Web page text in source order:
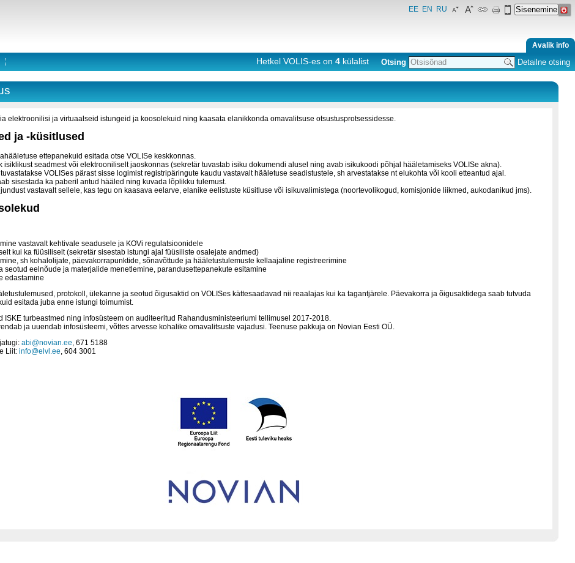
RU
EN
EE
Avalik info
Otsing Detailne otsing
Hetkel VOLIS-es on 4 külalist
elektroonilisi ja virtuaalseid istungeid ja koosolekuid ning kaasata elanikkonda omavalitsuse otsustusprotsessidesse.
ja -küsitlused
ettepanekuid esitada otse VOLISe keskkonnas.
isiklikust seadmest või elektrooniliselt jaoskonnas (sekretär tuvastab isiku dokumendi alusel ning avab isikukoodi põhjal hääletamiseks VOLISe akna).
VOLISes pärast sisse logimist registripäringute kaudu vastavalt hääletuse seadistustele, sh arvestatakse nt elukohta või kooli etteantud ajal.
sisestada ka paberil antud hääled ning kuvada lõplikku tulemust.
vastavalt sellele, kas tegu on kaasava eelarve, elanike eelistuste küsitluse või isikuvalimistega (noortevolikogud, komisjonide liikmed, aukodanikud jms).
vastavalt kehtivale seadusele ja KOVi regulatsioonidele
kui ka füüsiliselt (sekretär sisestab istungi ajal füüsiliste osalejate andmed)
sh kohalolijate, päevakorrapunktide, sõnavõttude ja hääletustulemuste kellaajaline registreerimine
seotud eelnõude ja materjalide menetlemine, parandusettepanekute esitamine
edastamine
protokoll, ülekanne ja seotud õigusaktid on VOLISes kättesaadavad nii reaalajas kui ka tagantjärele. Päevakorra ja õigusaktidega saab tutvuda
esitada juba enne istungi toimumist.
ISKE turbeastmed ning infosüsteem on auditeeritud Rahandusministeeriumi tellimusel 2017-2018.
ja uuendab infosüsteemi, võttes arvesse kohalike omavalitsuste vajadusi. Teenuse pakkuja on Novian Eesti OÜ.
abi@novian.ee, 671 5188
Liit: info@elvl.ee, 604 3001